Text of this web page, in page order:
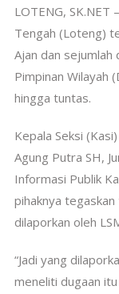
LOTENG,
Tengah (Loteng)
Ajan dan sejumlah
Pimpinan Wilayah
hingga tuntas.
Kepala Seksi
Agung Putra SH,
Informasi Publik
pihaknya
dilaporkan oleh
“Jadi yang
meneliti dugaan